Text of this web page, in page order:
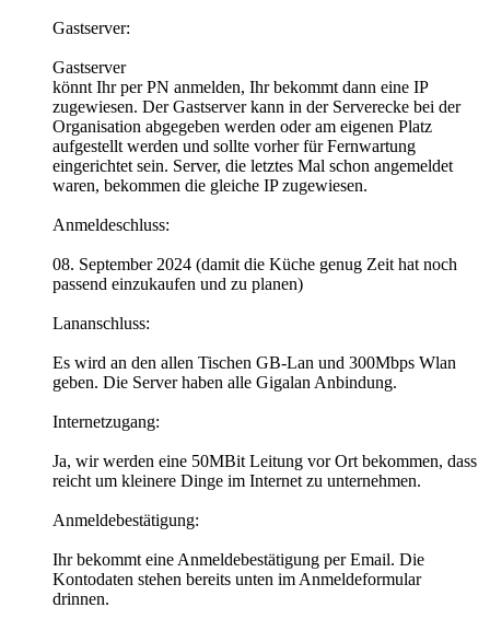
Gastserver:
Gastserver
könnt Ihr per PN anmelden, Ihr bekommt dann eine IP
zugewiesen. Der Gastserver kann in der Serverecke bei der
Organisation abgegeben werden oder am eigenen Platz
aufgestellt werden und sollte vorher für Fernwartung
eingerichtet sein. Server, die letztes Mal schon angemeldet
waren, bekommen die gleiche IP zugewiesen.
Anmeldeschluss:
08. September 2024 (damit die Küche genug Zeit hat noch
passend einzukaufen und zu planen)
Lananschluss:
Es wird an den allen Tischen GB-Lan und 300Mbps Wlan
geben. Die Server haben alle Gigalan Anbindung.
Internetzugang:
Ja, wir werden eine 50MBit Leitung vor Ort bekommen, dass
reicht um kleinere Dinge im Internet zu unternehmen.
Anmeldebestätigung:
Ihr bekommt eine Anmeldebestätigung per Email. Die
Kontodaten stehen bereits unten im Anmeldeformular
drinnen.